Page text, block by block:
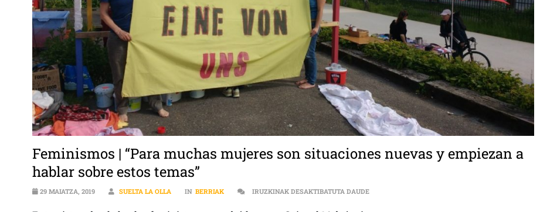
Feminismos | “Para muchas mujeres son situaciones nuevas y empiezan a
hablar sobre estos temas”
29 MAIATZA, 2019 SUELTA LA OLLA IN BERRIAK IRUZKINAK DESAKTIBATUTA DAUDEFEMINISMOS | “PARA MUCHAS MUJERES SON